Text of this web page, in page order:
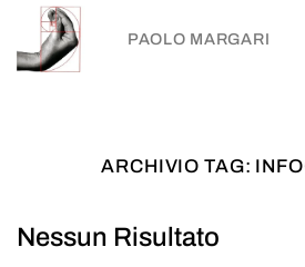
Salta
contenuti
PAOLO MARGARI
ARCHIVIO TAG:
Nessun Risultato